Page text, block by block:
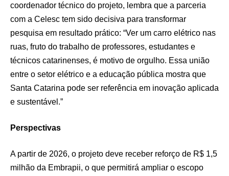
coordenador técnico do projeto, lembra que a parceria
com a Celesc tem sido decisiva para transformar
pesquisa em resultado prático: “Ver um carro elétrico nas
ruas, fruto do trabalho de professores, estudantes e
técnicos catarinenses, é motivo de orgulho. Essa união
entre o setor elétrico e a educação pública mostra que
Santa Catarina pode ser referência em inovação aplicada
e sustentável.”
Perspectivas
A partir de 2026, o projeto deve receber reforço de R$ 1,5
milhão da Embrapii, o que permitirá ampliar o escopo